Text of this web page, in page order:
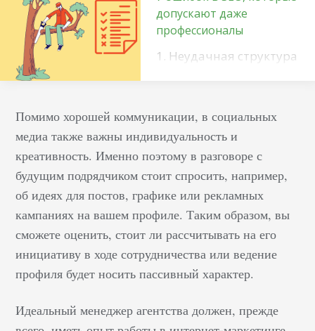
допускают даже
профессионалы
1. Неудачная структура
вам придется
встречаться с
различными
ошибками внутренних
ссылок: от создания
массового
дублирования
контента до
Errors. Я замечаю, что
Помимо хорошей коммуникации, в социальных
медиа также важны индивидуальность и
креативность. Именно поэтому в разговоре с
будущим подрядчиком стоит спросить, например,
об идеях для постов, графике или рекламных
кампаниях на вашем профиле. Таким образом, вы
сможете оценить, стоит ли рассчитывать на его
инициативу в ходе сотрудничества или ведение
профиля будет носить пассивный характер.
Идеальный менеджер агентства должен, прежде